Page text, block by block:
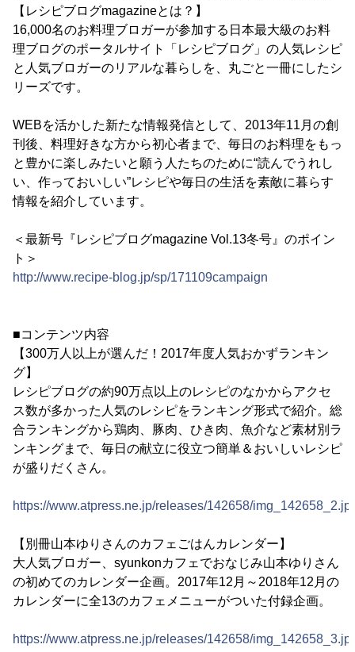
【レシピブログmagazineとは？】
16,000名のお料理ブロガーが参加する日本最大級のお料
理ブログのポータルサイト「レシピブログ」の人気レシピ
と人気ブロガーのリアルな暮らしを、丸ごと一冊にしたシ
リーズです。
WEBを活かした新たな情報発信として、2013年11月の創
刊後、料理好きな方から初心者まで、毎日のお料理をもっ
と豊かに楽しみたいと願う人たちのために“読んでうれし
い、作っておいしい”レシピや毎日の生活を素敵に暮らす
情報を紹介しています。
＜最新号『レシピブログmagazine Vol.13冬号』のポイン
ト＞
http://www.recipe-blog.jp/sp/171109campaign
■コンテンツ内容
【300万人以上が選んだ！2017年度人気おかずランキン
グ】
レシピブログの約90万点以上のレシピのなかからアクセ
ス数が多かった人気のレシピをランキング形式で紹介。総
合ランキングから鶏肉、豚肉、ひき肉、魚介など素材別ラ
ンキングまで、毎日の献立に役立つ簡単＆おいしいレシピ
が盛りだくさん。
https://www.atpress.ne.jp/releases/142658/
【別冊山本ゆりさんのカフェごはんカレンダー】
大人気ブロガー、syunkonカフェでおなじみ山本ゆりさん
の初めてのカレンダー企画。2017年12月～2018年12月の
カレンダーに全13のカフェメニューがついた付録企画。
https://www.atpress.ne.jp/releases/142658/